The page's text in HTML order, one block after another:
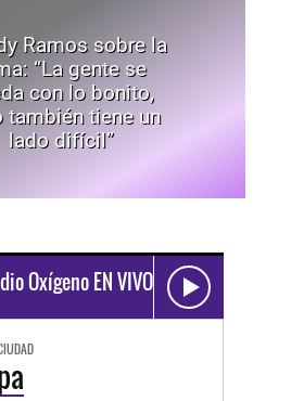
Ramos sobre la
“La gente se
con lo bonito,
también tiene un
lado difícil”
Oxígeno EN VIVO